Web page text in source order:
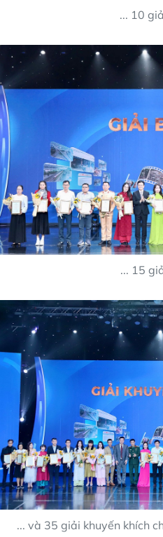
... 10
... 15
... và 35 giải khuyến khích